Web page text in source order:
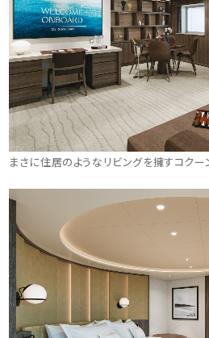
まさに住居のようなリビングを擁すコクー